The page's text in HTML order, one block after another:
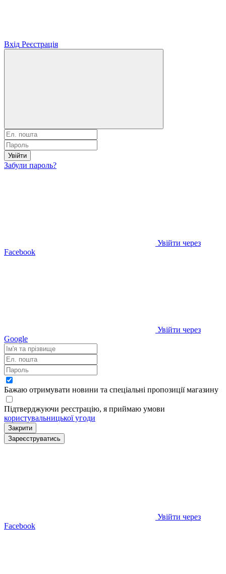
Вхід Реєстрація
Увійти
Забули пароль?
Увійти через
Facebook
Увійти через
Google
Бажаю отримувати новини та спеціальні пропозиціїмагазину
Підтверджуючи реєстрацію, я приймаю умови
користувальницької угоди
Закрити
Зареєструватись
Увійти через
Facebook